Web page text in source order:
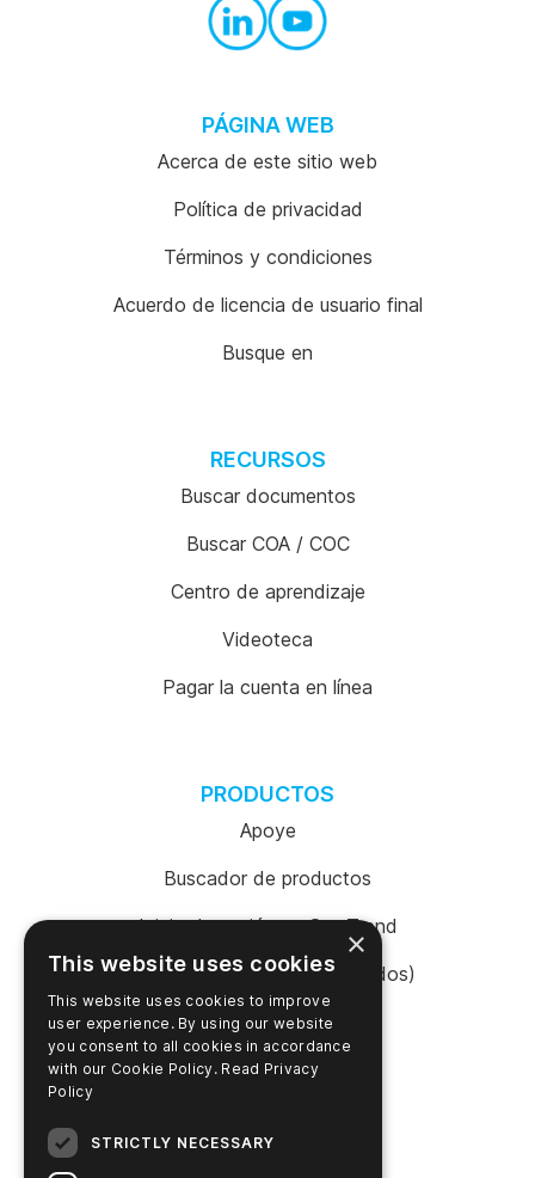
PÁGINA WEB
Acerca de este sitio web
Política de privacidad
Términos y condiciones
Acuerdo de licencia de usuario final
Busque en
RECURSOS
Buscar documentos
Buscar COA / COC
Centro de aprendizaje
Videoteca
Pagar la cuenta en línea
PRODUCTOS
Apoye
Buscador de productos
Inicio de sesión en SureTrend
Tienda en línea (Estados Unidos)
Tienda en línea (Australia)
×
This website uses cookies
This website uses cookies to improve
user experience. By using our website
you consent to all cookies in accordance
with our Cookie Policy. Read Privacy
Policy
STRICTLY NECESSARY